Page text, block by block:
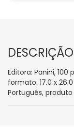
Editora: Panini,
formato: 17.0 x
Português,